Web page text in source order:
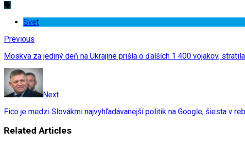
Svet
Previous
Moskva za jediný deň na Ukrajine prišla o ďalších 1 400 vojakov,
Next
Fico je medzi Slovákmi najvyhľadávanejší politik na Google, šiesta v
Related Articles